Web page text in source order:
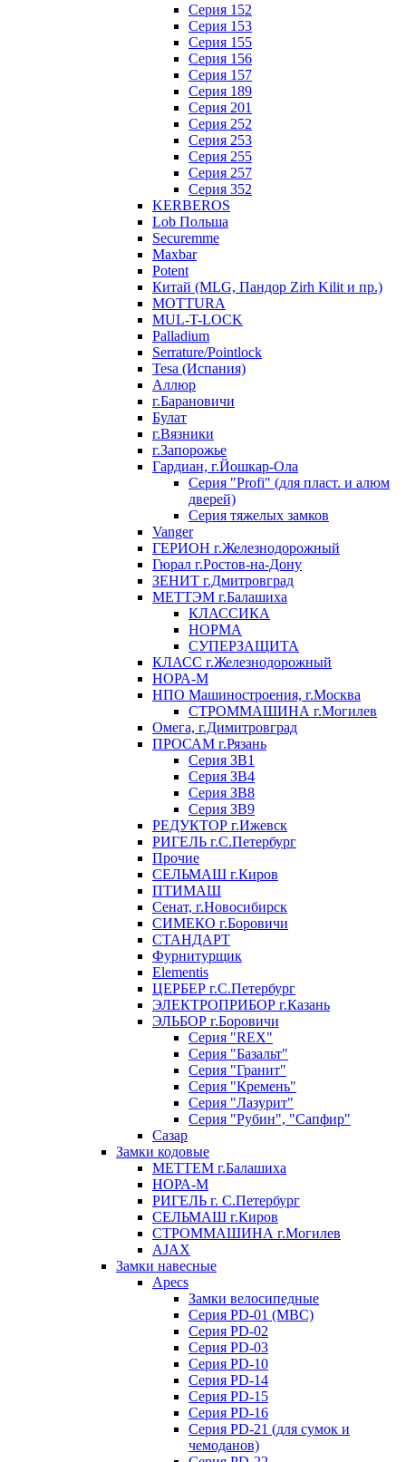
Серия 152
Серия 153
Серия 155
Серия 156
Серия 157
Серия 189
Серия 201
Серия 252
Серия 253
Серия 255
Серия 257
Серия 352
KERBEROS
Lob Польша
Securemme
Maxbar
Potent
Китай (MLG, Пандор Zirh Kilit и пр.)
MOTTURA
MUL-T-LOCK
Palladium
Serrature/Pointlock
Tesa (Испания)
Аллюр
г.Барановичи
Булат
г.Вязники
г.Запорожье
Гардиан, г.Йошкар-Ола
Серия "Profi" (для пласт. и алюм
дверей)
Серия тяжелых замков
Vanger
ГЕРИОН г.Железнодорожный
Гюрал г.Ростов-на-Дону
ЗЕНИТ г.Дмитровград
МЕТТЭМ г.Балашиха
КЛАССИКА
НОРМА
СУПЕРЗАЩИТА
КЛАСС г.Железнодорожный
НОРА-М
НПО Машиностроения, г.Москва
СТРОММАШИНА г.Могилев
Омега, г.Димитровград
ПРОСАМ г.Рязань
Серия ЗВ1
Серия ЗВ4
Серия ЗВ8
Серия ЗВ9
РЕДУКТОР г.Ижевск
РИГЕЛЬ г.С.Петербург
Прочие
СЕЛЬМАШ г.Киров
ПТИМАШ
Сенат, г.Новосибирск
СИМЕКО г.Боровичи
СТАНДАРТ
Фурнитурщик
Elementis
ЦЕРБЕР г.С.Петербург
ЭЛЕКТРОПРИБОР г.Казань
ЭЛЬБОР г.Боровичи
Серия "REX"
Серия "Базальт"
Серия "Гранит"
Серия "Кремень"
Серия "Лазурит"
Серия "Рубин", "Сапфир"
Сазар
Замки кодовые
МЕТТЕМ г.Балашиха
НОРА-М
РИГЕЛЬ г. С.Петербург
СЕЛЬМАШ г.Киров
СТРОММАШИНА г.Могилев
AJAX
Замки навесные
Apecs
Замки велосипедные
Серия PD-01 (МВС)
Серия PD-02
Серия PD-03
Серия PD-10
Серия PD-14
Серия PD-15
Серия PD-16
Серия PD-21 (для сумок и
чемоданов)